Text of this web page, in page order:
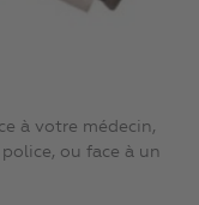
à votre médecin,
ou face à un